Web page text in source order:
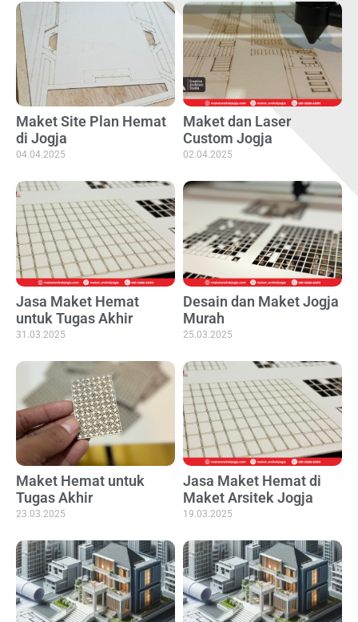
Maket Site Plan Hemat
di Jogja
04.04.2025
Maket dan Laser
Custom Jogja
02.04.2025
Jasa Maket Hemat
untuk Tugas Akhir
31.03.2025
Desain dan Maket Jogja
Murah
25.03.2025
Maket Hemat untuk
Tugas Akhir
23.03.2025
Jasa Maket Hemat di
Maket Arsitek Jogja
19.03.2025